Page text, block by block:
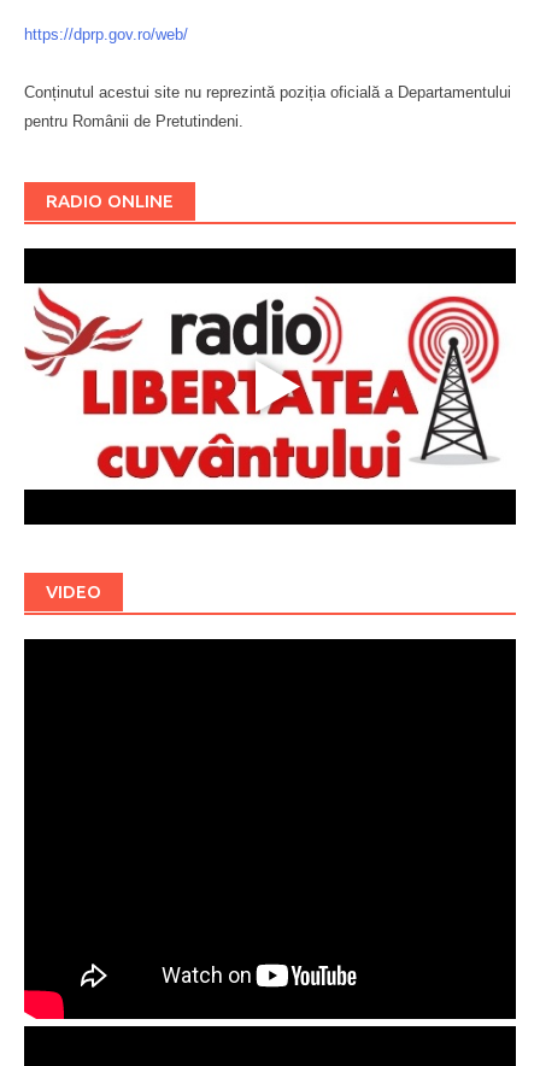
https://dprp.gov.ro/web/
Conținutul acestui site nu reprezintă poziția oficială a Departamentului
pentru Românii de Pretutindeni.
RADIO ONLINE
VIDEO